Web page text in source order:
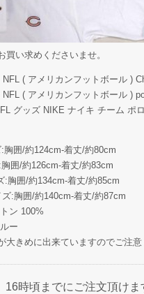
買い求めくださいませ。
( アメリカンフットボール )
( アメリカンフットボール )
グッズ NIKE ナイキ チーム ポ
胸囲/約124cm-着丈/約80cm
囲/約126cm-着丈/約83cm
:胸囲/約134cm-着丈/約85cm
:胸囲/約140cm-着丈/約87cm
ン 100%
ー
大きめに出来ていますのでご注意
16時頃までにご注文頂けま